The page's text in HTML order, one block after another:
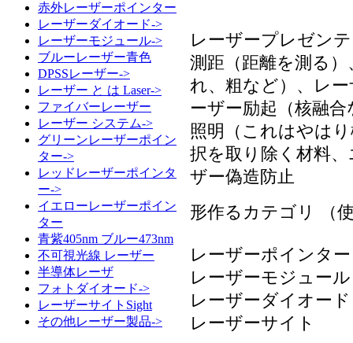
赤外レーザーポインター
レーザーダイオード->
レーザーモジュール->
ブルーレーザー青色
DPSSレーザー->
レーザー と は Laser->
ファイバーレーザー
レーザー システム->
グリーンレーザーポイン
ター->
レッドレーザーポインタ
ー->
イエローレーザーポイン
ター
青紫405nm ブルー473nm
不可視光線 レーザー
半導体レーザ
フォトダイオード->
レーザーサイトSight
その他レーザー製品->
レーザープレゼン
測距（距離を測る
れ、粗など）、レ
ーザー励起（核融
照明（これはやは
択を取り除く材料
ザー偽造防止
形作るカテゴリ （
レーザーポインター
レーザーモジュール
レーザーダイオード
レーザーサイト